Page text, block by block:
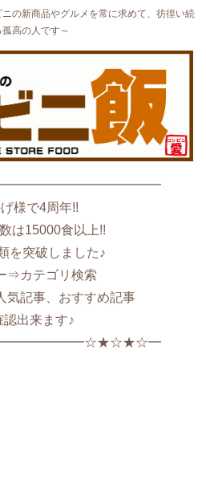
の新商品やグルメを常に求めて、彷徨い続
孤高の人です～
様で4周年!!
は15000食以上!!
を突破しました♪
⇒カテゴリ検索
記事、おすすめ記事
認出来ます♪